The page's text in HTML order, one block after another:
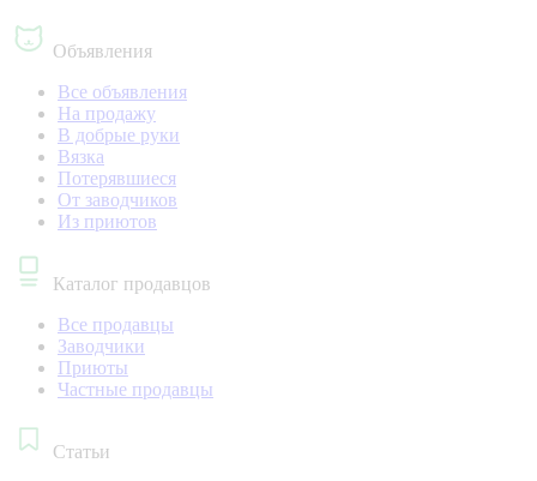
Объявления
Все объявления
На продажу
В добрые руки
Вязка
Потерявшиеся
От заводчиков
Из приютов
Каталог продавцов
Все продавцы
Заводчики
Приюты
Частные продавцы
Статьи